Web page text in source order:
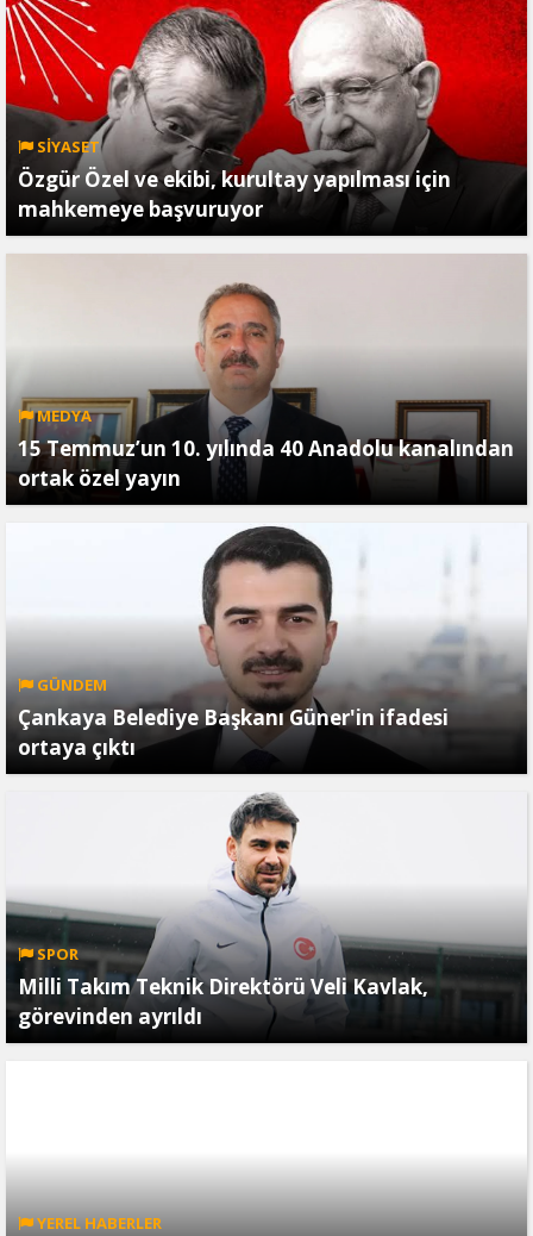
SİYASET
Özgür Özel ve ekibi, kurultay yapılması için
mahkemeye başvuruyor
MEDYA
15 Temmuz’un 10. yılında 40 Anadolu kanalından
ortak özel yayın
GÜNDEM
Çankaya Belediye Başkanı Güner'in ifadesi
ortaya çıktı
SPOR
Milli Takım Teknik Direktörü Veli Kavlak,
görevinden ayrıldı
YEREL HABERLER